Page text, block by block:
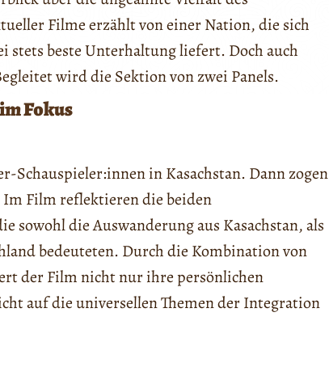
Filme erzählt von einer Nation, die sich
stets beste Unterhaltung liefert. Doch auch
wird die Sektion von zwei Panels.
Fokus
Schauspieler:innen in Kasachstan. Dann zogen
Film reflektieren die beiden
die Auswanderung aus Kasachstan, als
bedeuteten. Durch die Kombination von
der Film nicht nur ihre persönlichen
auf die universellen Themen der Integration